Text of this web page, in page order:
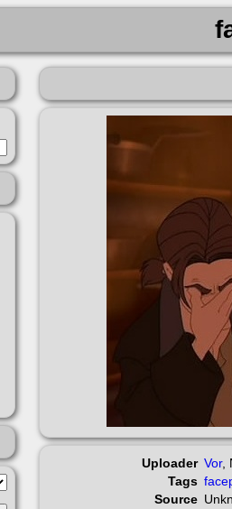
Uploader Vor,
Tags
Source